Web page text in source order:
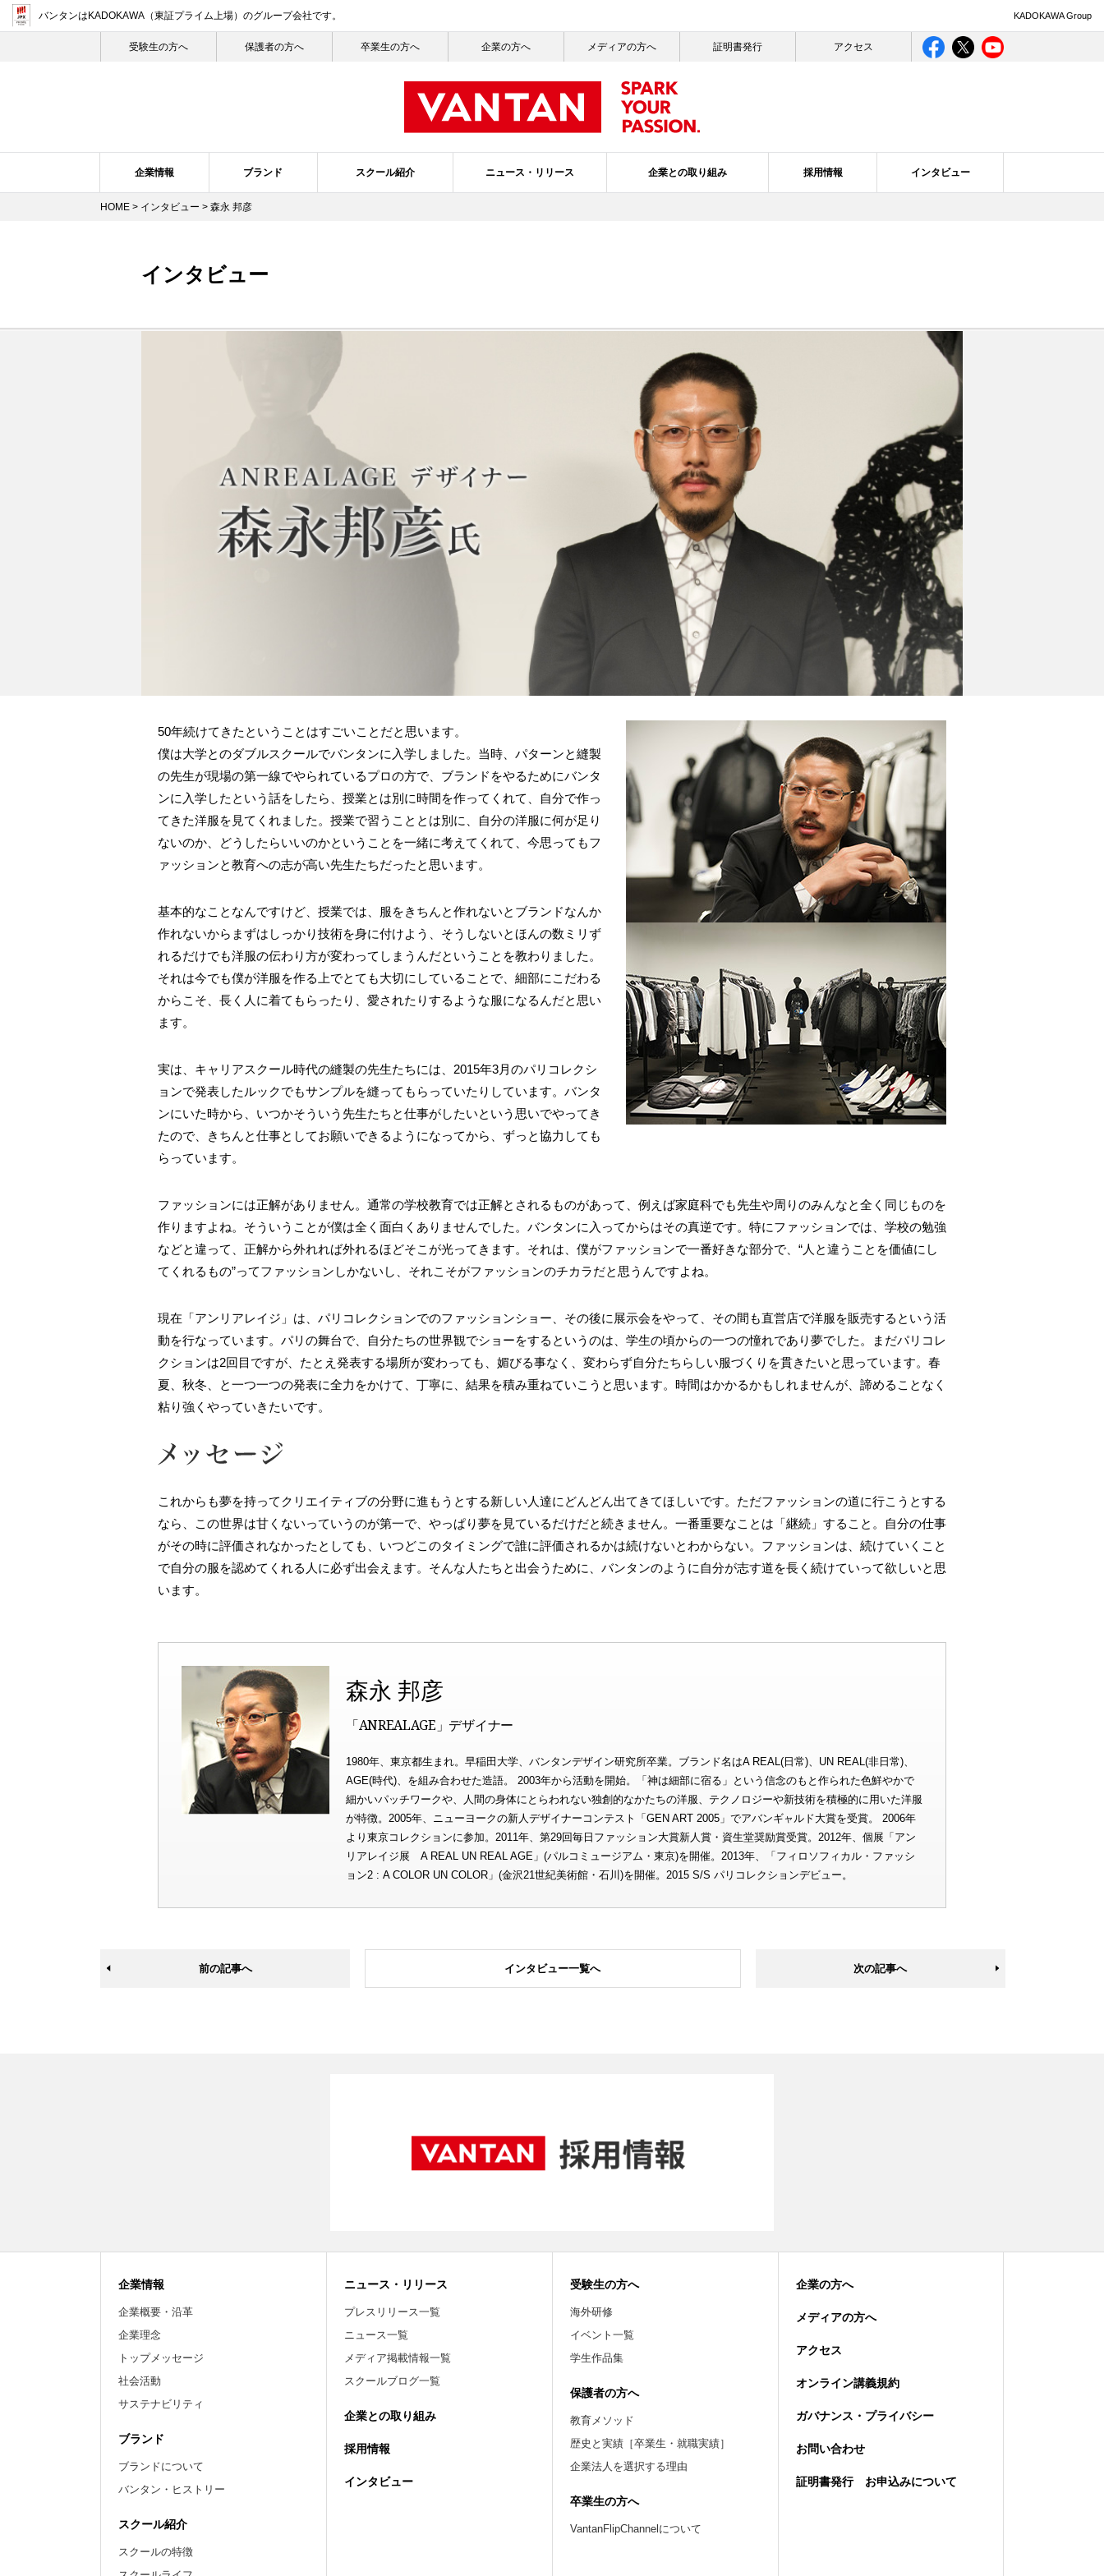
バンタンはKADOKAWA（東証プライム上場） のグループ会社です。 KADOKAWA Group
受験生の⽅へ 保護者の方へ 卒業生の方へ 企業の方へ メディアの方へ 証明書発行 アクセス
企業情報 ブランド スクール紹介 ニュース・リリース 企業との取り組み 採用情報 インタビュー
HOME > インタビュー > 森永 邦彦
インタビュー
50年続けてきたということはすごいことだと思います。
僕は大学とのダブルスクールでバンタンに入学しました。当時、パターンと縫製
の先生が現場の第一線でやられているプロの方で、ブランドをやるためにバンタ
ンに入学したという話をしたら、授業とは別に時間を作ってくれて、自分で作っ
てきた洋服を見てくれました。授業で習うこととは別に、自分の洋服に何が足り
ないのか、どうしたらいいのかということを一緒に考えてくれて、今思ってもフ
ァッションと教育への志が高い先生たちだったと思います。
基本的なことなんですけど、授業では、服をきちんと作れないとブランドなんか
作れないからまずはしっかり技術を身に付けよう、そうしないとほんの数ミリず
れるだけでも洋服の伝わり方が変わってしまうんだということを教わりました。
それは今でも僕が洋服を作る上でとても大切にしていることで、細部にこだわる
からこそ、長く人に着てもらったり、愛されたりするような服になるんだと思い
ます。
実は、キャ リアスクール時代の縫製の先生たちには、2015年3月のパリコレクシ
ョンで発表したルックでもサンプルを縫ってもらっていたりしています。バンタ
ンにいた時から、いつかそういう先生たちと仕事がしたいという思いでやってき
たので、きちんと仕事としてお願いできるようになってから、ずっと協力しても
らっています。
ファッションには正解がありません。通常の学校教育では正解とされるものがあって、例えば家庭科でも先生や周りのみんなと全く同じものを
作りますよね。そういうことが僕は全く面白くありませんでした。バンタンに入ってからはその真逆です。特にファッションでは、学校の勉強
などと違って、正解から外れれば外れるほどそこが光ってきます。それは、僕がファッションで一番好きな部分で、“人と違うことを価値にし
てくれるもの”ってファッションしかないし、それこそがファッションのチカラだと思うんですよね。
現在「アンリアレイジ」は、パリコレクションでのファッションショー、その後に展示会をやって、その間も直営店で洋服を販売するという活
動を行なっています。パリの舞台で、自分たちの世界観でショーをするというのは、学生の頃からの一つの憧れであり夢でした。まだパリコレ
クションは2回目ですが、たとえ発表する場所が変わっても、媚びる事なく、変わらず自分たちらしい服づくりを貫きたいと思っています。春
夏、秋冬、と一つ一つの発表に全力をかけて、丁寧に、結果を積み重ねていこうと思います。時間はかかるかもしれませんが、諦めることなく
粘り強くやっていきたいです。
これからも夢を持ってクリエイティブの分野に進もうとする新しい人達にどんどん出てきてほしいです。ただファッションの道に行こうとする
なら、この世界は甘くないっていうのが第一で、やっぱり夢を見ているだけだと続きません。一番重要なことは「継続」すること。自分の仕事
がその時に評価されなかったとしても、いつどこのタイミングで誰に評価されるかは続けないとわからない。ファッションは、続けていくこと
で自分の服を認めてくれる人に必ず出会えます。そんな人たちと出会うために、バンタンのように自分が志す道を長く続けていって欲しいと思
います。
森永 邦彦
「ANREALAGE」デザイナー
1980年、東京都生まれ。早稲田大学、バンタンデザイン研究所卒業。ブランド名はA REAL(日常)、UN REAL(非日常)、
AGE(時代)、を組み合わせた造語。 2003年から活動を開始。「神は細部に宿る」という信念のもと作られた色鮮やかで
細かいパッチワークや、人間の身体にとらわれない独創的なかたちの洋服、テクノロジーや新技術を積極的に用いた洋服
が特徴。2005年、ニューヨークの新人デザイナーコンテスト「GEN ART 2005」でアバンギャ ルド大賞を受賞。 2006年
より東京コレクションに参加。2011年、第29回毎日ファッション大賞新人賞・資生堂奨励賞受賞。2012年、個展「アン
リアレイジ展 A REAL UN REAL AGE」(パルコミュージアム・東京)を開催。2013年、「フィロソフィカル・ファッシ
ョン2 : A COLOR UN COLOR」(金沢21世紀美術館・石川)を開催。2015 S/S パリコレクションデビュー。
前の記事へ インタビュー一覧へ 次の記事へ
企業情報
企業概要・沿革
企業理念
トップメッセージ
社会活動
サステナビリティ
ブランド
ブランドについて
バンタン・ヒストリー
スクール紹介
スクールの特徴
ニュース・リリース
プレスリリース一覧
ニュース一覧
メディア掲載情報一覧
スクールブログ一覧
企業との取り組み
採用情報
インタビュー
受験生の方へ
海外研修
イベント一覧
学生作品集
保護者の方へ
教育メソッド
歴史と実績［卒業生・就職実績］
企業法人を選択する理由
卒業生の方へ
VantanFlipChannelについて
企業の方へ
メディアの方へ
アクセス
オンライン講義規約
ガバナンス・プライバシー
お問い合わせ
証明書発行 お申込みについて